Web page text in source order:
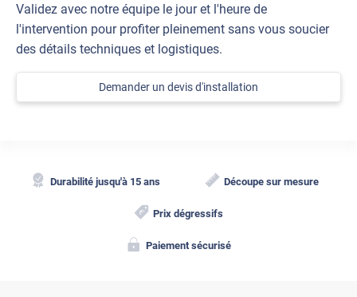
Validez avec notre équipe le jour et l'heure de
l'intervention pour profiter pleinement sans vous soucier
des détails techniques et logistiques.
Demander un devis d'installation
Durabilité jusqu'à 15 ans Découpe sur mesure
Prix dégressifs
Paiement sécurisé